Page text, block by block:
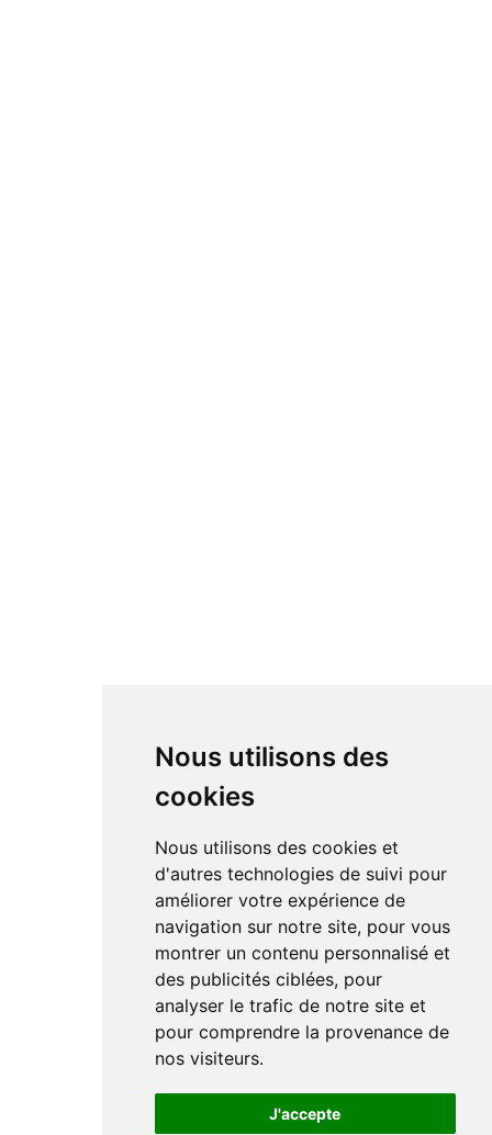
Nous utilisons des
cookies
Nous utilisons des cookies et
d'autres technologies de suivi pour
améliorer votre expérience de
navigation sur notre site, pour vous
montrer un contenu personnalisé et
des publicités ciblées, pour
analyser le trafic de notre site et
pour comprendre la provenance de
nos visiteurs.
J'accepte